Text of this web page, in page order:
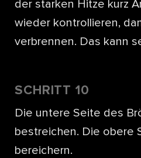
der starken Hitze kurz
wieder kontrollieren,
verbrennen. Das kann
SCHRITT 10
Die untere Seite des
bestreichen. Die obere
bereichern.